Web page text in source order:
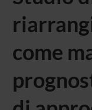
come